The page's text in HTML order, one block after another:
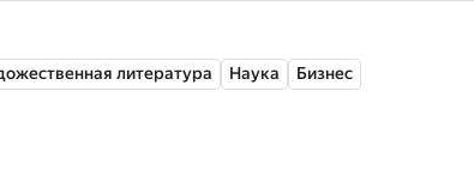
литература Наука Бизнес